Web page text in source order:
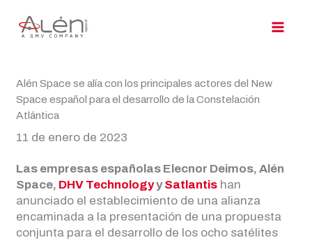
contenido
Alén Space se alía con los principales actores del New
Space español para el desarrollo de la Constelación
Atlántica
11 de enero de 2023
Las empresas españolas Elecnor Deimos, Alén
Space, DHV TechnologyySatlantis han
anunciado el establecimiento de una alianza
encaminada a la presentación de una propuesta
conjunta para el desarrollo de los ocho satélites